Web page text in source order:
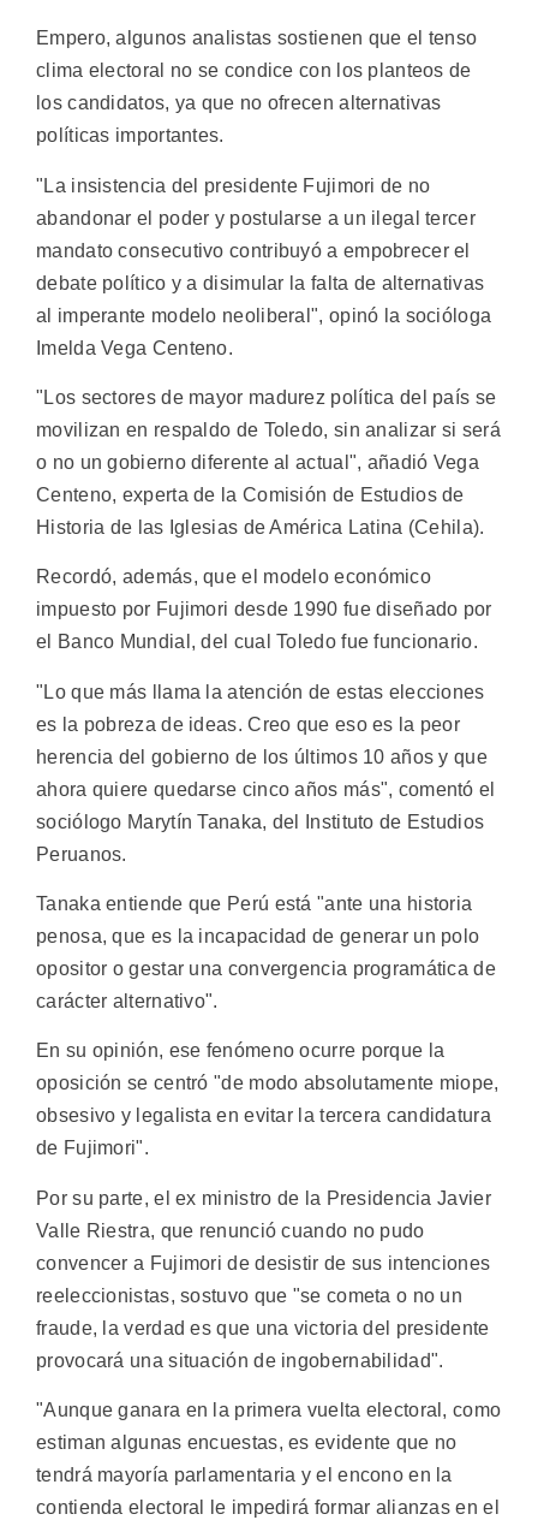
Empero, algunos analistas sostienen que el tenso
clima electoral no se condice con los planteos de
los candidatos, ya que no ofrecen alternativas
políticas importantes.
"La insistencia del presidente Fujimori de no
abandonar el poder y postularse a un ilegal tercer
mandato consecutivo contribuyó a empobrecer el
debate político y a disimular la falta de alternativas
al imperante modelo neoliberal", opinó la socióloga
Imelda Vega Centeno.
"Los sectores de mayor madurez política del país se
movilizan en respaldo de Toledo, sin analizar si será
o no un gobierno diferente al actual", añadió Vega
Centeno, experta de la Comisión de Estudios de
Historia de las Iglesias de América Latina (Cehila).
Recordó, además, que el modelo económico
impuesto por Fujimori desde 1990 fue diseñado por
el Banco Mundial, del cual Toledo fue funcionario.
"Lo que más llama la atención de estas elecciones
es la pobreza de ideas. Creo que eso es la peor
herencia del gobierno de los últimos 10 años y que
ahora quiere quedarse cinco años más", comentó el
sociólogo Marytín Tanaka, del Instituto de Estudios
Peruanos.
Tanaka entiende que Perú está "ante una historia
penosa, que es la incapacidad de generar un polo
opositor o gestar una convergencia programática de
carácter alternativo".
En su opinión, ese fenómeno ocurre porque la
oposición se centró "de modo absolutamente miope,
obsesivo y legalista en evitar la tercera candidatura
de Fujimori".
Por su parte, el ex ministro de la Presidencia Javier
Valle Riestra, que renunció cuando no pudo
convencer a Fujimori de desistir de sus intenciones
reeleccionistas, sostuvo que "se cometa o no un
fraude, la verdad es que una victoria del presidente
provocará una situación de ingobernabilidad".
"Aunque ganara en la primera vuelta electoral, como
estiman algunas encuestas, es evidente que no
tendrá mayoría parlamentaria y el encono en la
contienda electoral le impedirá formar alianzas en el